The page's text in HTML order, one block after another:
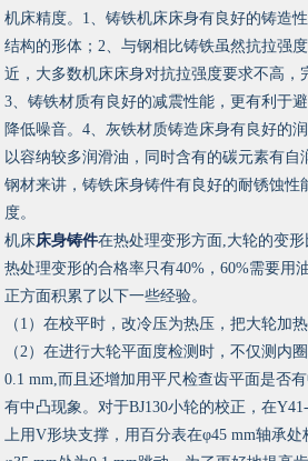
机床精度。1、铸铁机床床身有良好的铸造
结构的形体；2、与钢相比铸铁虽然抗拉强
近，大多数机床床身对抗拉强度要求不高，
3、铸铁材质有良好的减震性能，更有利于
降低噪音。4、灰铁材质铸造床身有良好的
以容纳较多润滑油，同时含有的碳元素有自
钢材来讲，铸铁床身铸件有良好的耐锈蚀性
度。
机床床身铸件在热处理变形方面,大轮的变
热处理变形的合格率只有40%，60%需要用
正方面积累了以下一些经验。
（1）在校平时，改冷压为热压，把大轮加
（2）在进行大轮平面度检测时，不仅测内
0.1 mm,而且还增加用平尺检查齿平面是否
有中凸现象。对于BJ130小轮的校正，在
上用V形块支撑，用百分表在φ45 mm轴承